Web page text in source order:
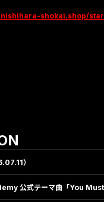
shokai.shop/
）
公式テーマ曲「You